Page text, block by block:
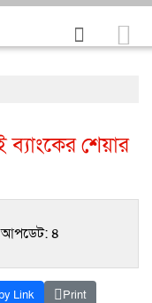
ব্যাংকের শেয়ার
আপডেট: ৪
Link Print